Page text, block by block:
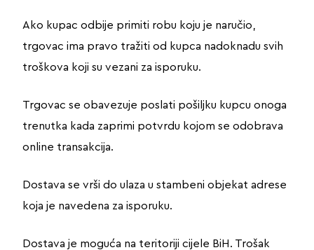
Ako kupac odbije primiti robu koju je naručio,
trgovac ima pravo tražiti od kupca nadoknadu svih
troškova koji su vezani za isporuku.
Trgovac se obavezuje poslati pošiljku kupcu onoga
trenutka kada zaprimi potvrdu kojom se odobrava
online transakcija.
Dostava se vrši do ulaza u stambeni objekat adrese
koja je navedena za isporuku.
Dostava je moguća na teritoriji cijele BiH. Trošak